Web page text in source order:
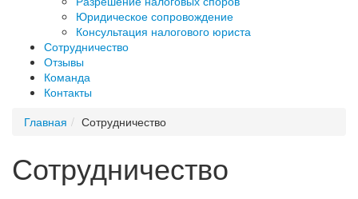
Юридическое сопровождение
Консультация налогового юриста
Сотрудничество
Отзывы
Команда
Контакты
Главная
Сотрудничество
Сотрудничество